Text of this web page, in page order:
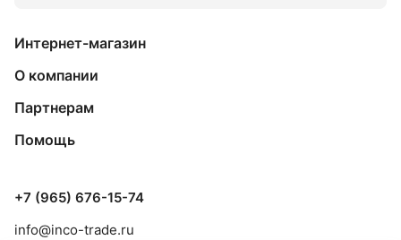
Интернет-магазин
О компании
Партнерам
Помощь
+7 (965) 676-15-74
info@inco-trade.ru